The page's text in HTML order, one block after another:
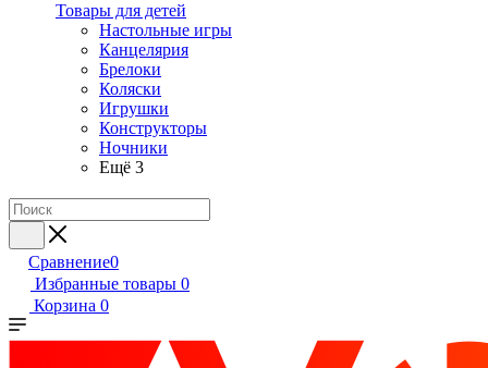
Товары для детей
Настольные игры
Канцелярия
Брелоки
Коляски
Игрушки
Конструкторы
Ночники
Ещё 3
Сравнение0
Избранные товары 0
Корзина 0